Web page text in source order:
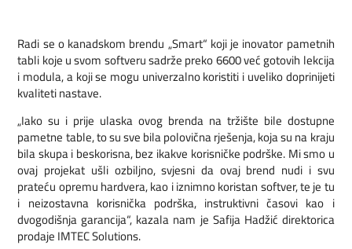
Radi se o kanadskom brendu „Smart“ koji je inovator pametnih
tabli koje u svom softveru sadrže preko 6600 već gotovih lekcija
i modula, a koji se mogu univerzalno koristiti i uveliko doprinijeti
kvaliteti nastave.
„Iako su i prije ulaska ovog brenda na tržište bile dostupne
pametne table, to su sve bila polovična rješenja, koja su na kraju
bila skupa i beskorisna, bez ikakve korisničke podrške. Mi smo u
ovaj projekat ušli ozbiljno, svjesni da ovaj brend nudi i svu
prateću opremu hardvera, kao i iznimno koristan softver, te je tu
i neizostavna korisnička podrška, instruktivni časovi kao i
dvogodišnja garancija“, kazala nam je Safija Hadžić direktorica
prodaje IMTEC Solutions.